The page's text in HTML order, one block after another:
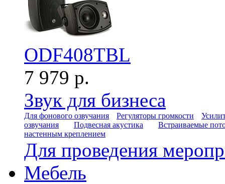
ODF408TBL
7 979 р.
Звук для бизнеса
Для фонового озвучания Регуляторы громкости
озвучания
Подвесная акустика
Встраиваемые
настенным креплением
Для проведения
Мебель